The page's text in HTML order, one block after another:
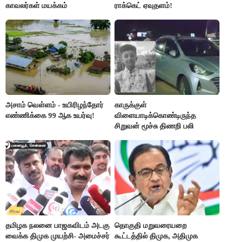
காவலர்கள் மயக்கம்
ராக்கெட் ஏவுதளம்!
அசாம் வெள்ளம் - உயிரிழந்தோர்
எண்ணிக்கை 99 ஆக உயர்வு!
காருக்குள்
விளையாடிக்கொண்டிருந்த
சிறுவன் மூச்சு திணறி பலி
தமிழக நலனை பாஜகவிடம் அடகு
வைக்க திமுக முயற்சி- அமைச்சர்
தொகுதி மறுவரையறை
கூட்டத்தில் திமுக, அதிமுக